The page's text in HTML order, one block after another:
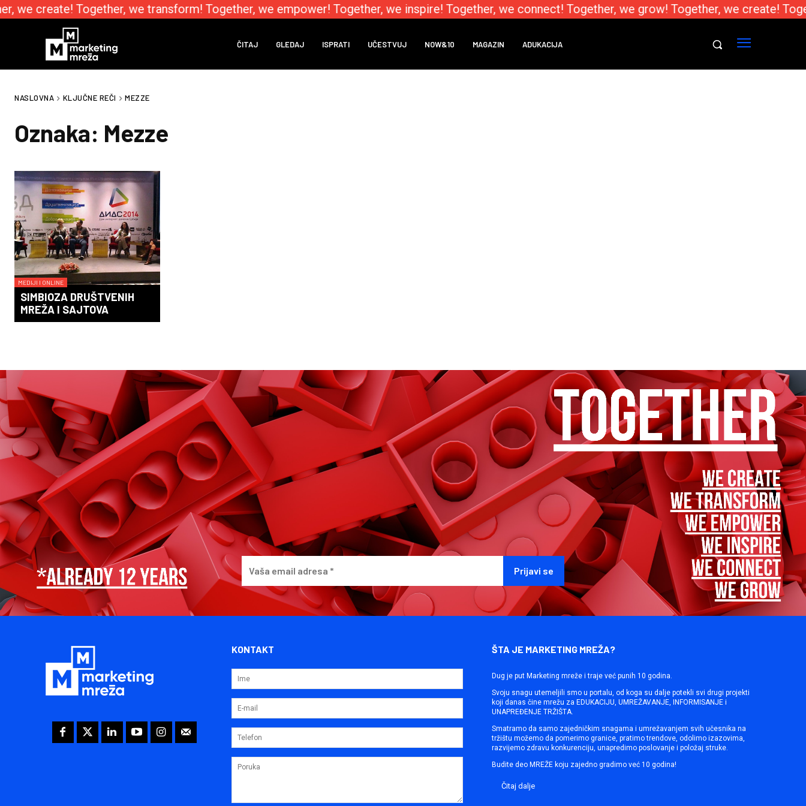
we create! Together, we transform! Together, we empower! Together, we inspire! Together, we connect! Together, we grow! Together, we create!
ČITAJ GLEDAJ ISPRATI UČESTVUJ NOW&10 MAGAZIN ADUKACIJA
NASLOVNA KLJUČNE REČI MEZZE
Oznaka: Mezze
MEDIJI I ONLINE
SIMBIOZA DRUŠTVENIH
MREŽA I SAJTOVA
KONTAKT ŠTA JE MARKETING MREŽA?
Dug je put Marketing mreže i traje već punih 10 godina.
Svoju snagu utemeljili smo u portalu, od koga su dalje potekli svi drugi projekti
koji danas čine mrežu za EDUKACIJU, UMREŽAVANJE, INFORMISANJE i
UNAPREĐENJE TRŽIŠTA.
Smatramo da samo zajedničkim snagama i umrežavanjem svih učesnika na
tržištu možemo da pomerimo granice, pratimo trendove, odolimo izazovima,
razvijemo zdravu konkurenciju, unapredimo poslovanje i položaj struke.
Budite deo MREŽE koju zajedno gradimo već 10 godina!
Čitaj dalje